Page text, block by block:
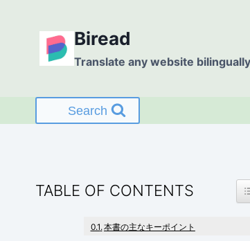
Biread
Translate any website
Search
TABLE OF CONTENTS
本書の主なキーポイント